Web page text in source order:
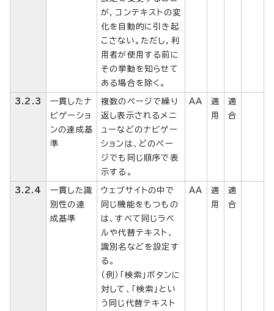
が，コンテキストの変
化を自動的に引き起
こさない。ただし，利
用者が使用する前に
その挙動を知らせて
ある場合を除く。
3.2.3
一貫したナ
ビゲーショ
ンの達成基
準
複数のページで繰り
返し表示されるメニ
ューなどのナビゲー
ションは、どのペー
ジでも同じ順序で表
示する。
AA
適
用
適
合
3.2.4
一貫した識
別性の達
成基準
ウェブサイトの中で
同じ機能をもつもの
は、すべて同じラベ
ルや代替テキスト、
識別名などを設定す
る。
（例）「検索」ボタンに
対して、「検索」とい
う同じ代替テキスト
AA
適
用
適
合